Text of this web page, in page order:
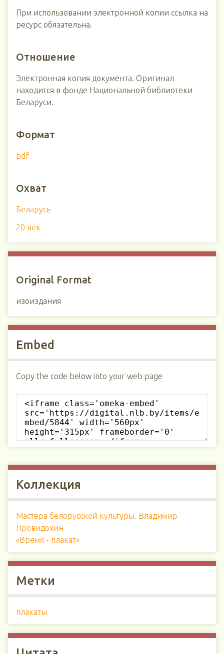
При использовании электронной копии ссылка на
ресурс обязательна.
Отношение
Электронная копия документа. Оригинал
находится в фонде Национальной библиотеки
Беларуси.
Формат
pdf
Охват
Беларусь
20 век
Original Format
изоиздания
Embed
Copy the code below into your web page
Коллекция
Мастера белорусской культуры. Владимир
Провидохин
«Время - плакат»
Метки
плакаты